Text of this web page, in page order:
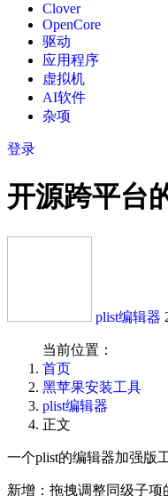
Clover
OpenCore
驱动
应用程序
虚拟机
AI软件
杂项
登录
开源跨平台
plist编辑器
当前位置：
首页
黑苹果安装工具
plist编辑器
正文
一个plist的编辑器加强版
新增：拖拽调整同级子项